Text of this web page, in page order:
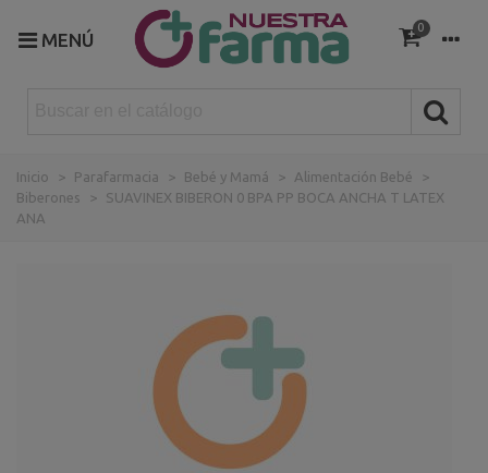
MENÚ
0
Inicio > Parafarmacia > Bebé y Mamá > Alimentación Bebé
>
Biberones
>
SUAVINEX BIBERON 0 BPA PP BOCA ANCHA T LATEX
ANA